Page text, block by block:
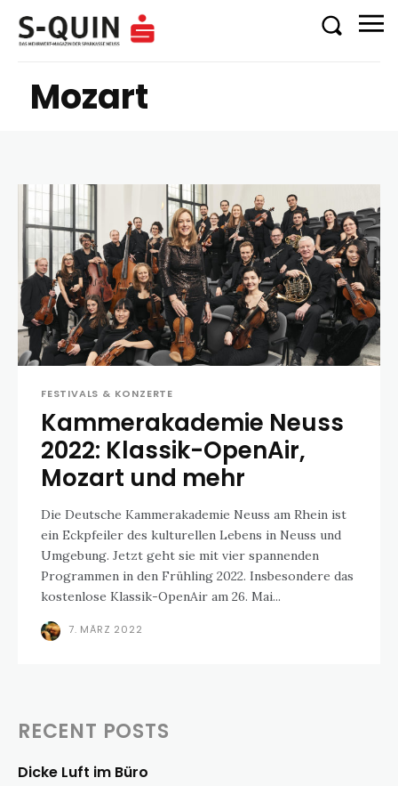
Mozart
FESTIVALS & KONZERTE
Kammerakademie Neuss
2022: Klassik-OpenAir,
Mozart und mehr
Die Deutsche Kammerakademie Neuss am Rhein ist
ein Eckpfeiler des kulturellen Lebens in Neuss und
Umgebung. Jetzt geht sie mit vier spannenden
Programmen in den Frühling 2022. Insbesondere das
kostenlose Klassik-OpenAir am 26. Mai...
7. MÄRZ 2022
RECENT POSTS
Dicke Luft im Büro